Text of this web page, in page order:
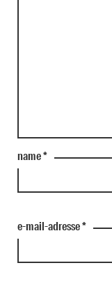
name*
e-mail-adresse*